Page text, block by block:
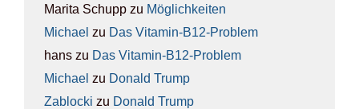
Marita Schupp zu Mög­lich­kei­ten
Michael zu Das Vit­amin-B12-Pro­blem
hans zu Das Vit­amin-B12-Pro­blem
Michael zu Donald Trump
Zablocki zu Donald Trump